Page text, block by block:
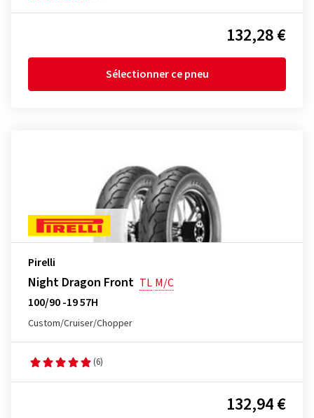
132,28 €
Sélectionner ce pneu
Pirelli
Night Dragon Front TL M/C
100/90 -19 57H
Custom/Cruiser/Chopper
(6)
132,94 €